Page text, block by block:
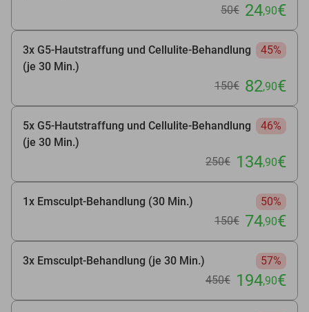
50€ 24,90€
3x G5-Hautstraffung und Cellulite-Behandlung
(je 30 Min.)
45%
150€ 82,90€
5x G5-Hautstraffung und Cellulite-Behandlung
(je 30 Min.)
46%
250€ 134,90€
1x Emsculpt-Behandlung (30 Min.)
50%
150€ 74,90€
3x Emsculpt-Behandlung (je 30 Min.)
57%
450€ 194,90€